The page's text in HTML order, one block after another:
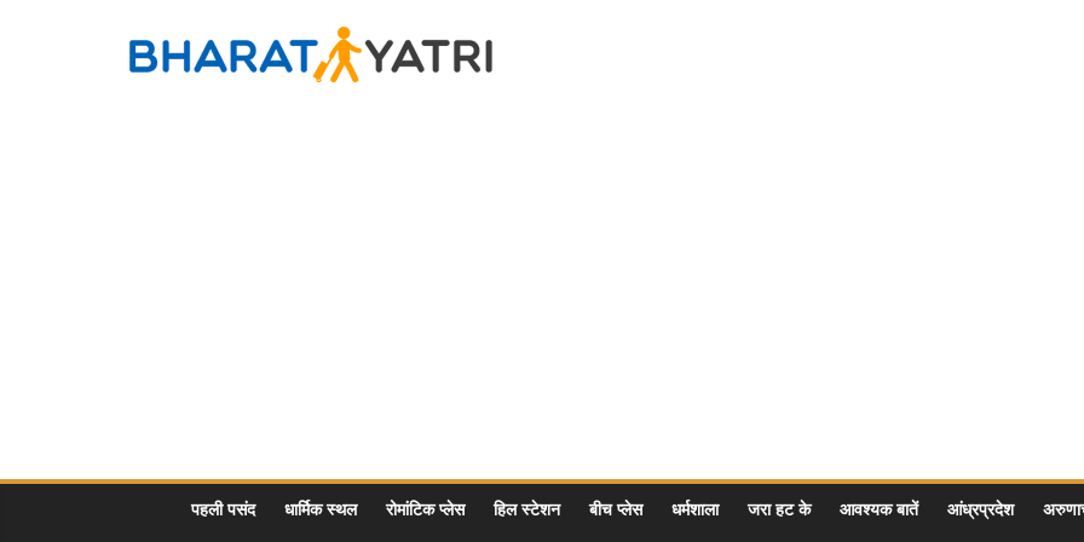
Bharat
पहली पसंद धार्मिक स्थल रोमांटिक प्लेस हिल स्टेशन बीच प्लेस धर्मशाला जरा हट के आवश्यक बातें आंध्रप्रदेश